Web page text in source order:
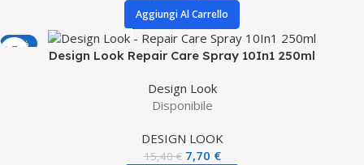
Aggiungi Al Carrello
-50%
Design Look Repair Care Spray 10In1 250ml
Design Look
Disponibile
DESIGN LOOK
15,40€ 7,70 €